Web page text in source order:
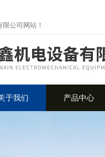
公司网站！
于我们 产品中心